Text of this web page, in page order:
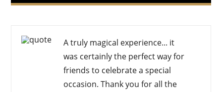
Atruly magical experience... it
was certainly the perfect way for
friends to celebrate a special
occasion. Thank you for all the